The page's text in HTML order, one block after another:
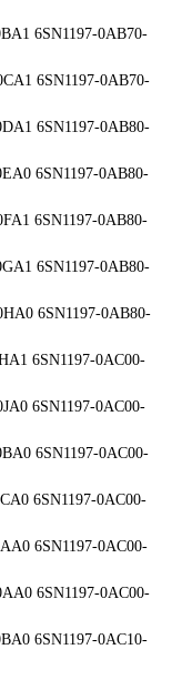
6SN1197-0AB70-
6SN1197-0AB70-
6SN1197-0AB80-
6SN1197-0AB80-
6SN1197-0AB80-
6SN1197-0AB80-
6SN1197-0AB80-
6SN1197-0AC00-
6SN1197-0AC00-
6SN1197-0AC00-
6SN1197-0AC00-
6SN1197-0AC00-
6SN1197-0AC00-
6SN1197-0AC10-